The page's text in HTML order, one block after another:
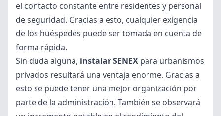
el contacto constante entre residentes y personal
de seguridad. Gracias a esto, cualquier exigencia
de los huéspedes puede ser tomada en cuenta de
forma rápida.
Sin duda alguna, instalar SENEX para urbanismos
privados resultará una ventaja enorme. Gracias a
esto se puede tener una mejor organización por
parte de la administración. También se observará